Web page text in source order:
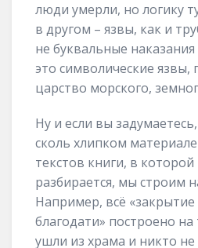
люди умерли, но логику
в другом – язвы, как и
не буквальные наказания
это символические
царство морского,
Ну и если вы
сколь хлипком
текстов книги, в
разбирается, мы строим
Например, всё
благодати» построено
ушли из храма и никто